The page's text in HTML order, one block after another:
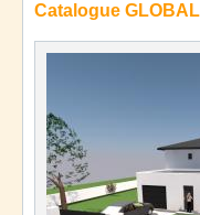
Catalogue